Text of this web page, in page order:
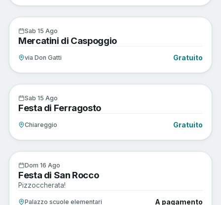
Arte e Cultura
Sab 15 Ago
Mercatini di Caspoggio
via Don Gatti Gratuito
Enogastronomia
Sab 15 Ago
Festa di Ferragosto
Chiareggio Gratuito
Enogastronomia
Dom 16 Ago
Festa di San Rocco
Pizzoccherata!
Palazzo scuole elementari A pagamento